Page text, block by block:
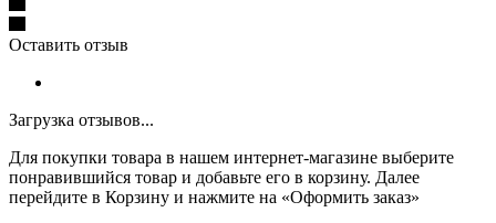
Оставить отзыв
Загрузка отзывов...
Для покупки товара в нашем интернет-магазине выберите
понравившийся товар и добавьте его в корзину. Далее
перейдите в Корзину и нажмите на «Оформить заказ»